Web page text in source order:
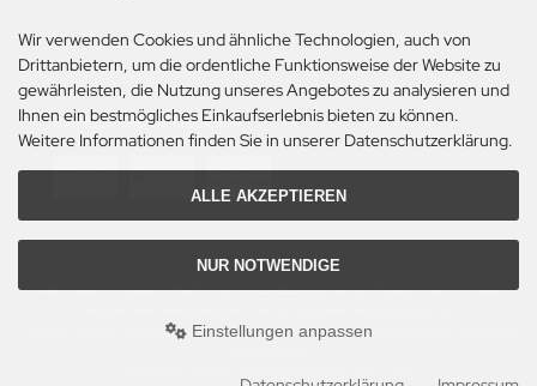
Der Rabatt gilt nur für Lieferungen innerhalb Deutschlands.
ZAHLUNGSMETHODEN
Alle Preise inkl. gesetzl. MwSt. zzgl.Versandkosten. Die durchgestrichenen Preise
Vitakeim vegane Naturkost © 2026 | Template © 2009-2026 by modified eCommerce
Wir verwenden Cookies und ähnliche Technologien, auch von
Drittanbietern, um die ordentliche Funktionsweise der Website zu
gewährleisten, die Nutzung unseres Angebotes zu analysieren und
Ihnen ein bestmögliches Einkaufserlebnis bieten zu können.
Weitere Informationen finden Sie in unserer Datenschutzerklärung.
ALLE AKZEPTIEREN
NUR NOTWENDIGE
Einstellungen anpassen